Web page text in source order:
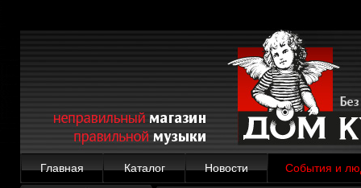
Главная Каталог Новости События и